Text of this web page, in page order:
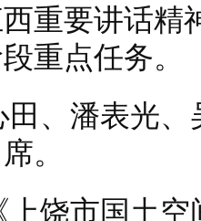
重要讲话精
重点任务。
、潘表光
。
饶市国土